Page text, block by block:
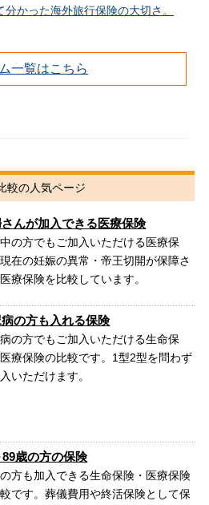
かった海外旅行保険の大切さ。
一覧はこちら
較の人気ページ
んが加入できる医療保険
の方でもご加入いただける医療保
在の妊娠の異常・帝王切開が保障さ
療保険を比較しています。
の方も入れる保険
の方でもご加入いただける生命保
療保険の比較です。1型2型を問わず
いただけます。
89歳の方の保険
方も加入できる生命保険・医療保険
です。葬儀費用や終活保険として保